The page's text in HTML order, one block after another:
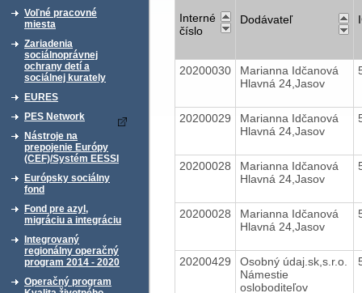
Voľné pracovné
miesta
Zariadenia
sociálnoprávnej
ochrany detí a
sociálnej kurately
EURES
PES Network
Nástroje na
prepojenie Európy
(CEF)/Systém EESSI
Európsky sociálny
fond
Fond pre azyl,
migráciu a integráciu
Integrovaný
regionálny operačný
program 2014 - 2020
Operačný program
Interné
číslo
Dodávateľ
20200030
Marianna Idčanová
Hlavná 24,Jasov
20200029
Marianna Idčanová
Hlavná 24,Jasov
20200028
Marianna Idčanová
Hlavná 24,Jasov
20200028
Marianna Idčanová
Hlavná 24,Jasov
20200429
Osobný údaj.sk,s.r.o.
Námestie
osloboditeľov